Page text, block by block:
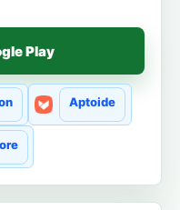
Play
Aptoide